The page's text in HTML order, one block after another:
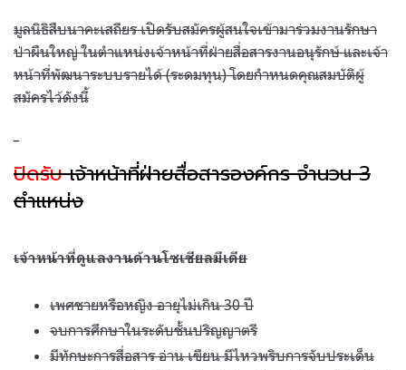
มูลนิธิสืบนาคะเสถียร เปิดรับสมัครผู้สนใจเข้ามาร่วมงานรักษา
ป่าผืนใหญ่ ในตำแหน่งเจ้าหน้าที่ฝ่ายสื่อสารงานอนุรักษ์ และเจ้า
หน้าที่พัฒนาระบบรายได้(ระดมทุน)โดยกำหนดคุณสมบัติผู้
สมัครไว้ดังนี้
ปิดรับ เจ้าหน้าที่ฝ่ายสื่อสารองค์กร จำนวน3
ตำแหน่ง
เจ้าหน้าที่ดูแลงานด้านโซเชียลมีเดีย
เพศชายหรือหญิง อายุไม่เกิน30ปี
จบการศึกษาในระดับชั้นปริญญาตรี
มีทักษะการสื่อสาร อ่าน เขียน มีไหวพริบการจับประเด็น